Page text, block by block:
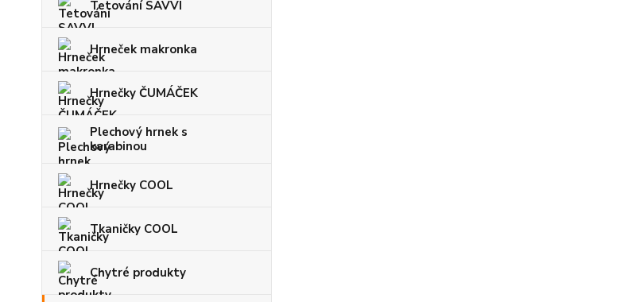
Tetování SAVVI
Hrneček makronka
Hrnečky ČUMÁČEK
Plechový hrnek s
karabinou
Hrnečky COOL
Tkaničky COOL
Chytré produkty